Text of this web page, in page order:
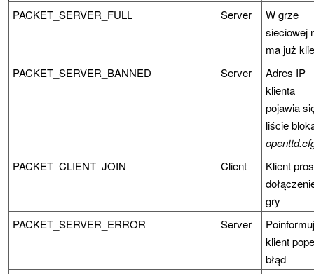
PACKET_SERVER_FULL Server
W grze
sieciowej
ma już
PACKET_SERVER_BANNED
Server
Adres IP
klienta
pojawia
liście
PACKET_CLIENT_JOIN
Client
Klient
gry
PACKET_SERVER_ERROR
Server
klient
błąd